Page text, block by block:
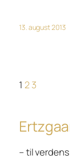
13. august 2013
1 2 3
– til